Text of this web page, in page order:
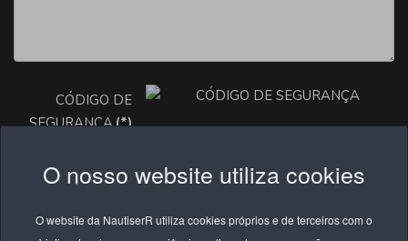
CÓDIGO DE
SEGURANÇA(*)
O nosso website utiliza cookies
O website da NautiserR utiliza cookies próprios e de terceiros com o